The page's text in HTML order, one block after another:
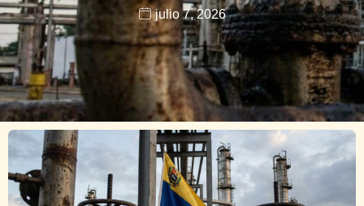
julio 7, 2026